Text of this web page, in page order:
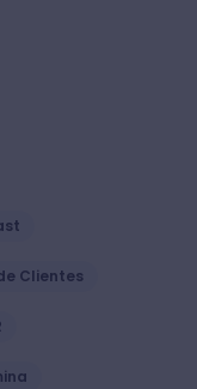
Clientes